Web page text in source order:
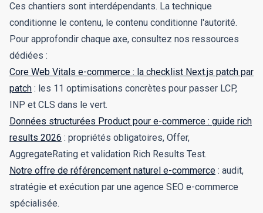
Ces chantiers sont interdépendants. La technique
conditionne le contenu, le contenu conditionne l'autorité.
Pour approfondir chaque axe, consultez nos ressources
dédiées :
Core Web Vitals e-commerce : la checklist Next.js patch par
patch : les 11 optimisations concrètes pour passer LCP,
INP et CLS dans le vert.
Données structurées Product pour e-commerce : guide rich
results 2026 : propriétés obligatoires, Offer,
AggregateRating et validation Rich Results Test.
Notre offre de référencement naturel e-commerce : audit,
stratégie et exécution par une agence SEO e-commerce
spécialisée.